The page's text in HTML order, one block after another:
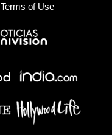
Terms of Use